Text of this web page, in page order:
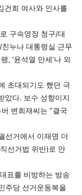
건희 여사와 인사를
구속영장 청구/대
누나 대통령실 근무
, ‘윤석열 만세’나 외
초대되기도 했던 극
았다. 보수 성향이지
변희재씨는 “결국
선거에서 이재명 더
선거법 위반)로 안
표를 비방하는 방송
주당 선거운동복을